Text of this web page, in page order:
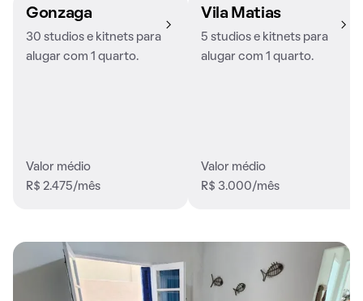
Gonzaga
30 studios e kitnets para
alugar com 1 quarto.
Valor médio
R$ 2.475/mês
Vila Matias
5 studios e kitnets para
alugar com 1 quarto.
Valor médio
R$ 3.000/mês